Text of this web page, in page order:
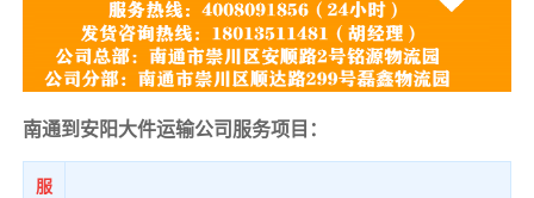
南通到安阳大件运输公司服务项目：
服